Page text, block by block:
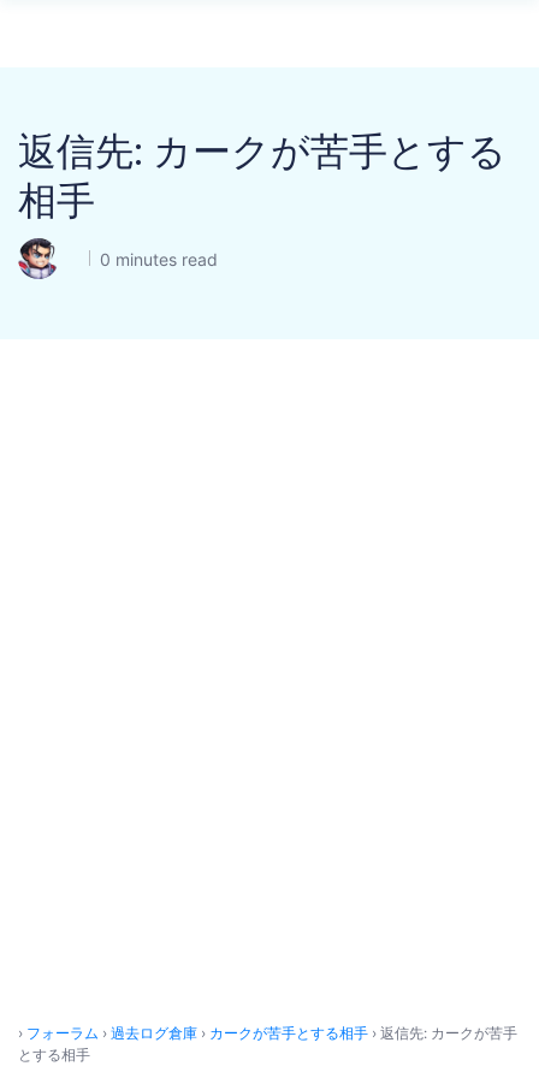
返信先: カークが苦手とする
相手
0 minutes read
› フォーラム › 過去ログ倉庫 › カークが苦手とする相手 › 返信先: カークが苦手
とする相手